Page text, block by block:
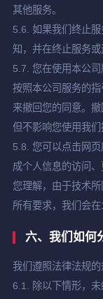
其他服务。
5.6. 如果我们终止
知，并在终止服务或
5.7. 您在使用本公
按照本公司服务的指
来撤回您的同意。
但不影响您使用我们
5.8. 您可以点击网
成个人信息的访问
您理解，由于技术
所有要求，我们会在
六、我们如何
我们遵照法律法规
6.1. 除以下情形，